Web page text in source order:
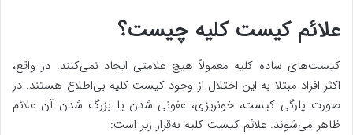
علائم کیست کلیه چیست؟
کیست‌های ساده کلیه معمولاً هیچ علامتی ایجاد نمی‌کنند. در واقع،
اکثر افراد مبتلا به این اختلال از وجود کیست کلیه بی‌اطلاع هستند. در
صورت پارگی کیست، خونریزی، عفونی شدن یا بزرگ شدن آن علائم
ظاهر می‌شوند. علائم کیست کلیه به‌قرار زیر است: